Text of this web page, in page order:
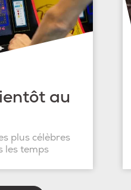
au
plus célèbres
les temps